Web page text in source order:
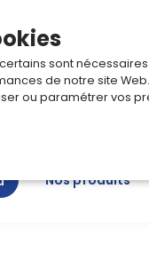
Nos produits
sont
de notre site Web.
ou paramétrer vos